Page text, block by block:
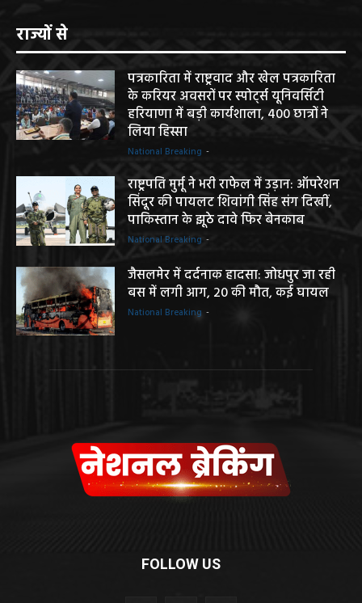
राज्यों से
पत्रकारिता में राष्ट्रवाद और खेल पत्रकारिता
के करियर अवसरों पर स्पोर्ट्स यूनिवर्सिटी
हरियाणा में बड़ी कार्यशाला, 400 छात्रों ने
लिया हिस्सा
National Breaking -
राष्ट्रपति मुर्मू ने भरी राफेल में उड़ान: ऑपरेशन
सिंदूर की पायलट शिवांगी सिंह संग दिखीं,
पाकिस्तान के झूठे दावे फिर बेनकाब
National Breaking -
जैसलमेर में दर्दनाक हादसा: जोधपुर जा रही
बस में लगी आग, 20 की मौत, कई घायल
National Breaking -
FOLLOW US